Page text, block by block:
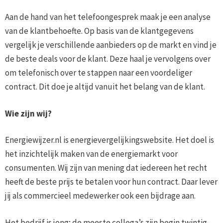
Aan de hand van het telefoongesprek maak je een analyse
van de klantbehoefte. Op basis van de klantgegevens
vergelijk je verschillende aanbieders op de markt en vind je
de beste deals voor de klant. Deze haal je vervolgens over
om telefonisch over te stappen naar een voordeliger
contract. Dit doe je altijd vanuit het belang van de klant.
Wie zijn wij?
Energiewijzer.nl is energievergelijkingswebsite. Het doel is
het inzichtelijk maken van de energiemarkt voor
consumenten. Wij zijn van mening dat iedereen het recht
heeft de beste prijs te betalen voor hun contract. Daar lever
jij als commercieel medewerker ook een bijdrage aan.